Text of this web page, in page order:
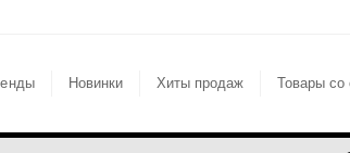
Новинки Хиты продаж Товары со